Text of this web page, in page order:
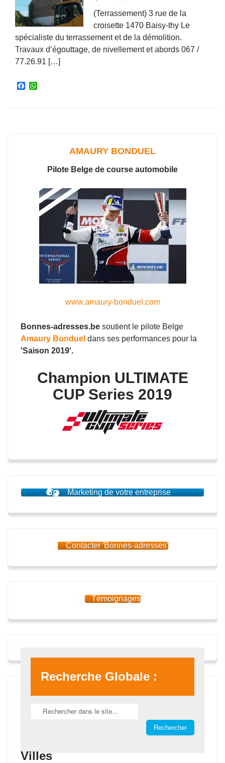
(Terrassement) 3 rue de la
croisette 1470 Baisy-thy Le
spécialiste du terrassement et de la démolition.
Travaux d’égouttage, de nivellement et abords 067 /
77.26.91 […]
F
AMAURY BONDUEL
Pilote Belge de course automobile
www.amaury-bonduel.com
Bonnes-adresses.be soutient le pilote Belge
Amaury Bonduel dans ses performances pour la
'Saison 2019'.
Champion ULTIMATE
CUP Series 2019
Marketing de votre entreprise
Contacter 'Bonnes-adresses'
Témoignages
Recherche Globale :
Villes